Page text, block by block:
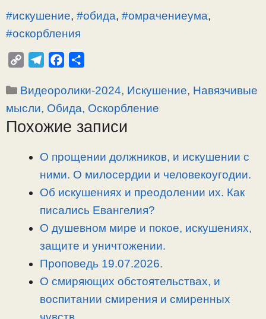
#искушение, #обида, #омрачениеума,
#оскорбления
p
y
L
l
e
g
a
c
e
b
п
р
а
Рубрики
Видеоролики-2024, Искушение, Навязчивые
мысли, Обида, Оскорбление
Похожие записи
О прощении должников, и искушении с
ними. О милосердии и человекоугодии.
Об искушениях и преодолении их. Как
писались Евангелия?
О душевном мире и покое, искушениях,
защите и уничтожении.
Проповедь 19.07.2026.
О смиряющих обстоятельствах, и
воспитании смирения и смиренных